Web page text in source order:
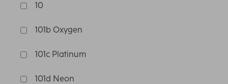
10
101b Oxygen
101c Platinum
101d Neon